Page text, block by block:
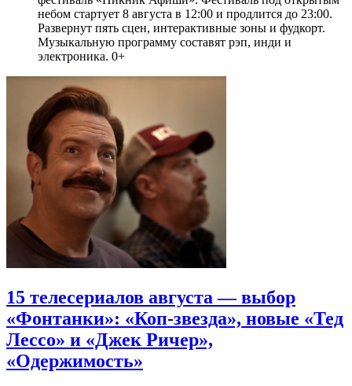
небом стартует 8 августа в 12:00 и продлится до 23:00.
Развернут пять сцен, интерактивные зоны и фудкорт.
Музыкальную программу составят рэп, инди и
электроника. 0+
15 телесериалов августа — выбор
«Фонтанки»: «Коп-звезда», новые «Тед
Лессо» и «Джек Ричер»,
«Одержимость»